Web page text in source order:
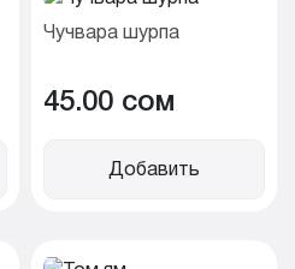
Чучвара шурпа
45.00 cом
Добавить